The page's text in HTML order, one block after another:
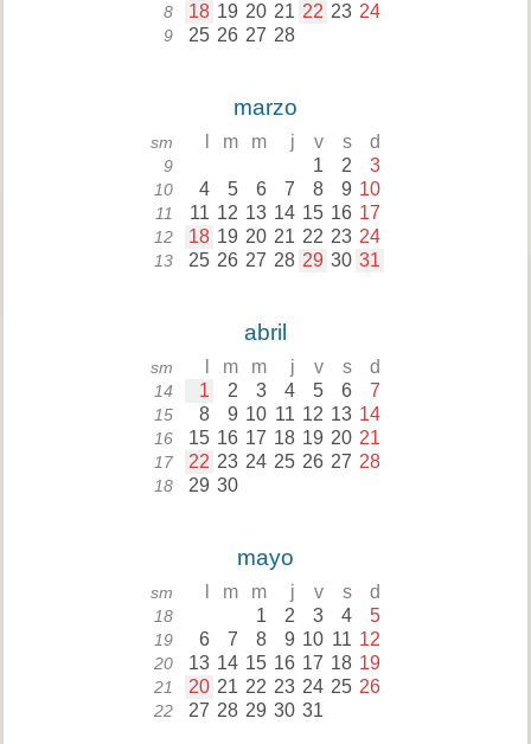
8 18 19 20 21 22 23 24
9 25 26 27 28
marzo
sm m m j v s d
9 1 2 3
10 4 5 6 7 8 9 10
11 11 12 13 14 15 16 17
12 18 19 20 21 22 23 24
13 25 26 27 28 29 30 31
abril
sm m m j v s d
14 1 2 3 4 5 6 7
15 8 9 10 11 12 13 14
16 15 16 17 18 19 20 21
17 22 23 24 25 26 27 28
18 29 30
mayo
sm m m j v s d
18 1 2 3 4 5
19 6 7 8 9 10 11 12
20 13 14 15 16 17 18 19
21 20 21 22 23 24 25 26
22 27 28 29 30 31